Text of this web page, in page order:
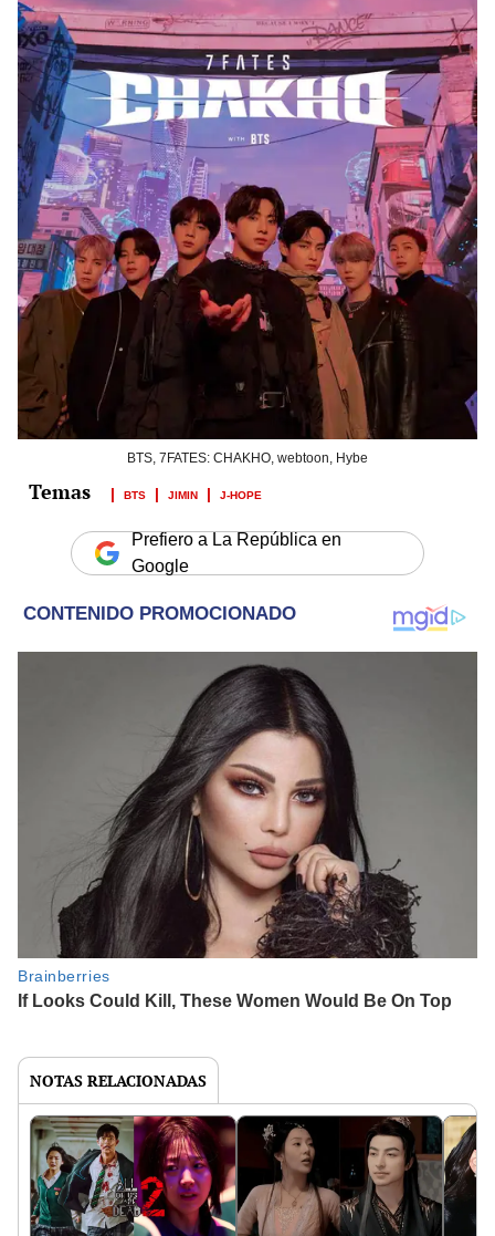
BTS, 7FATES: CHAKHO, webtoon, Hybe
BTS JIMIN J-HOPE
Prefiero a La República en
Google
NOTAS RELACIONADAS